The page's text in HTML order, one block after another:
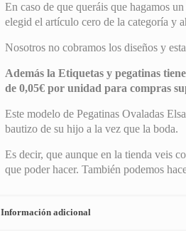
En caso de que queráis que hagamos
elegid el artículo cero de la categoría y
Nosotros no cobramos los diseños y
Además la Etiquetas y pegatinas
de 0,05€ por unidad para compras
Este modelo de Pegatinas Ovaladas
bautizo de su hijo a la vez que la boda.
Es decir, que aunque en la tienda veis
que poder hacer. También podemos
Información adicional